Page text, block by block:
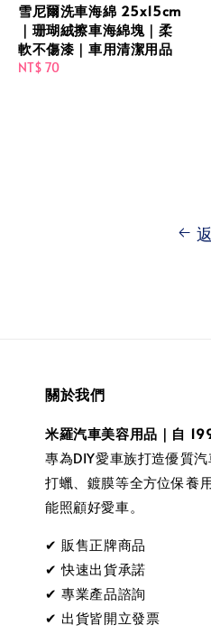
雪尼爾洗車海綿 25x15cm
｜珊瑚絨擦車海綿塊｜柔
軟不傷漆｜車用清潔用品
Regular
NT$ 70
關於我們
米羅汽車美容用品｜自
專為DIY愛車族打造優質汽
打蠟、鍍膜等全方位保養
能照顧好愛車。
✔ 販售正牌商品
✔ 快速出貨承諾
✔ 專業產品諮詢
✔ 出貨皆開立發票